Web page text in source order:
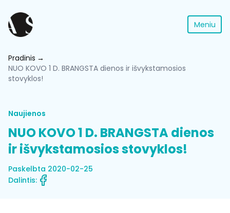
Meniu
Pradinis
NUO KOVO 1 D. BRANGSTA dienos ir išvykstamosios
stovyklos!
Naujienos
NUO KOVO 1 D. BRANGSTA dienos
ir išvykstamosios stovyklos!
Paskelbta 2020-02-25
Dalintis: